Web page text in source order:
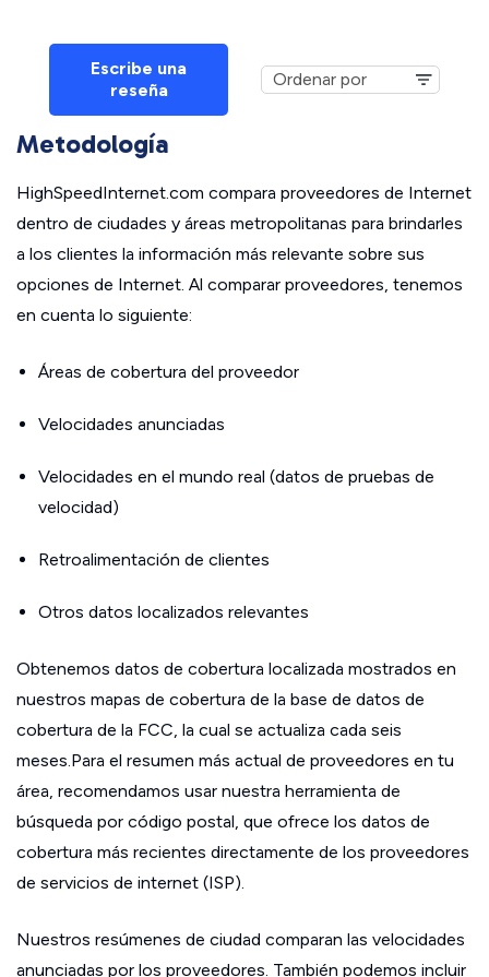
Escribe una
reseña
Metodología
HighSpeedInternet.com compara proveedores de Internet
dentro de ciudades y áreas metropolitanas para brindarles
a los clientes la información más relevante sobre sus
opciones de Internet. Al comparar proveedores, tenemos
en cuenta lo siguiente:
Áreas de cobertura del proveedor
Velocidades anunciadas
Velocidades en el mundo real (datos de pruebas de
velocidad)
Retroalimentación de clientes
Otros datos localizados relevantes
Obtenemos datos de cobertura localizada mostrados en
nuestros mapas de cobertura de la base de datos de
cobertura de la FCC, la cual se actualiza cada seis
meses.Para el resumen más actual de proveedores en tu
área, recomendamos usar nuestra herramienta de
búsqueda por código postal, que ofrece los datos de
cobertura más recientes directamente de los proveedores
de servicios de internet (ISP).
Nuestros resúmenes de ciudad comparan las velocidades
anunciadas por los proveedores. También podemos incluir